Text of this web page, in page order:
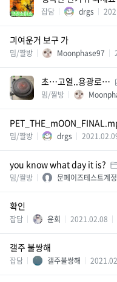
잡담 drgs
긔여운거 보구 가
밈/짤방 Moonphase97
초…고열..용광로…
밈/짤방
밈/짤방 drgs
you know what day it is?
밈/짤방 문페이즈테스트계정
확인
잡담 윤회 2021.02.08
갤주 불쌍해
잡담 갤주불쌍해